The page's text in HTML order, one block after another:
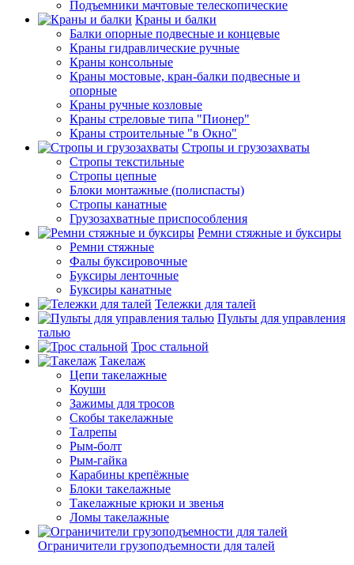
Подъемники мачтовые телескопические
Краны и балки
Балки опорные подвесные и концевые
Краны гидравлические ручные
Краны консольные
Краны мостовые, кран-балки подвесные и
опорные
Краны ручные козловые
Краны стреловые типа "Пионер"
Краны строительные "в Окно"
Стропы и грузозахваты
Стропы текстильные
Стропы цепные
Блоки монтажные (полиспасты)
Стропы канатные
Грузозахватные приспособления
Ремни стяжные и буксиры
Ремни стяжные
Фалы буксировочные
Буксиры ленточные
Буксиры канатные
Тележки для талей
Пульты для управления
талью
Трос стальной
Такелаж
Цепи такелажные
Коуши
Зажимы для тросов
Скобы такелажные
Талрепы
Рым-болт
Рым-гайка
Карабины крепёжные
Блоки такелажные
Такелажные крюки и звенья
Ломы такелажные
Ограничители грузоподъемности для талей